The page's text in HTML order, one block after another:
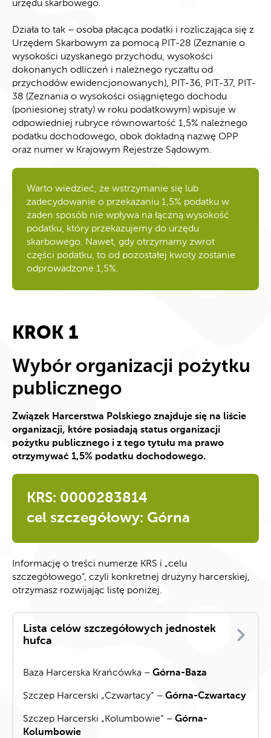
urzędu skarbowego.
Działa to tak – osoba płacąca podatki i rozliczająca się z
Urzędem Skarbowym za pomocą PIT-28 (Zeznanie o
wysokości uzyskanego przychodu, wysokości
dokonanych odliczeń i należnego ryczałtu od
przychodów ewidencjonowanych), PIT-36, PIT-37, PIT-
38 (Zeznania o wysokości osiągniętego dochodu
(poniesionej straty) w roku podatkowym) wpisuje w
odpowiedniej rubryce równowartość 1,5% należnego
podatku dochodowego, obok dokładną nazwę OPP
oraz numer w Krajowym Rejestrze Sądowym.
Warto wiedzieć, że wstrzymanie się lub
zadecydowanie o przekazaniu 1,5% podatku w
żaden sposób nie wpływa na łączną wysokość
podatku, który przekazujemy do urzędu
skarbowego. Nawet, gdy otrzymamy zwrot
części podatku, to od pozostałej kwoty zostanie
odprowadzone 1,5%.
KROK 1
Wybór organizacji pożytku
publicznego
Związek Harcerstwa Polskiego znajduje się na liście
organizacji, które posiadają status organizacji
pożytku publicznego i z tego tytułu ma prawo
otrzymywać 1,5% podatku dochodowego.
KRS: 0000283814
cel szczegółowy: Górna
Informację o treści numerze KRS i „celu
szczegółowego”, czyli konkretnej drużyny harcerskiej,
otrzymasz rozwijając listę poniżej.
Lista celów szczegółowych jednostek
hufca
Baza Harcerska Krańcówka – Górna-Baza
Szczep Harcerski „Czwartacy” – Górna-Czwartacy
Szczep Harcerski „Kolumbowie” – Górna-
Kolumbowie